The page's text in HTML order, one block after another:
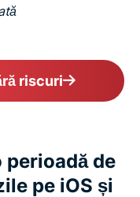
riscuri
perioadă de
pe iOS și